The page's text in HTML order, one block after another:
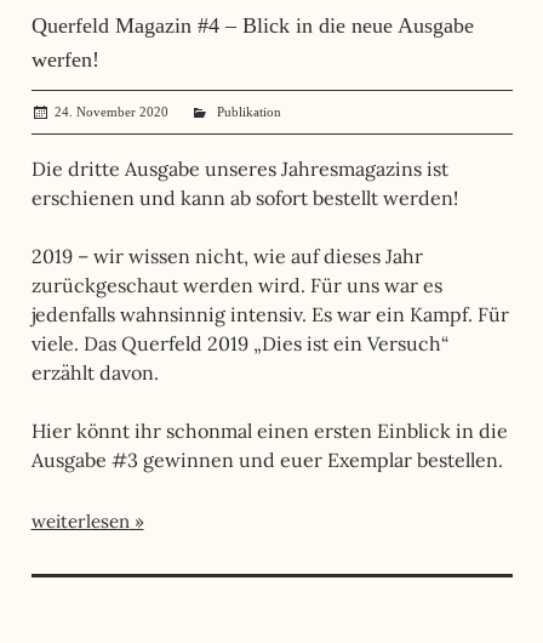
Querfeld Magazin #4 – Blick in die neue Ausgabe
werfen!
24. November 2020 administrator
Publikation
Die dritte Ausgabe unseres Jahresmagazins ist
erschienen und kann ab sofort bestellt werden!
2019 – wir wissen nicht, wie auf dieses Jahr
zurückgeschaut werden wird. Für uns war es
jedenfalls wahnsinnig intensiv. Es war ein Kampf. Für
viele. Das Querfeld 2019 „Dies ist ein Versuch“
erzählt davon.
Hier könnt ihr schonmal einen ersten Einblick in die
Ausgabe #3 gewinnen und euer Exemplar bestellen.
weiterlesen